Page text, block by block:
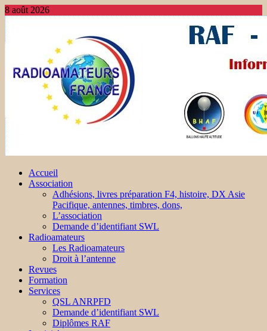
8 août 2026
Accueil
Association
Adhésions, livres préparation F4, histoire, DX Asie
Pacifique, antennes, timbres, dons,
L’association
Demande d’identifiant SWL
Radioamateurs
Les Radioamateurs
Droit à l’antenne
Revues
Formation
Services
QSL ANRPFD
Demande d’identifiant SWL
Diplômes RAF